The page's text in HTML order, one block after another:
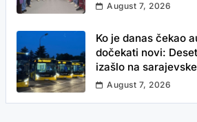
August 7, 2026
Ko je danas čekao
dočekati novi:
izašlo na
August 7, 2026